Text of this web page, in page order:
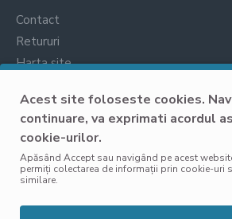
Acest site foloseste cookies.
continuare, va exprimati acordul
cookie-urilor.
Apăsând Accept sau navigând pe acest
permiți colectarea de informații prin cookie-uri
similare.
Contact
Retururi
Harta site